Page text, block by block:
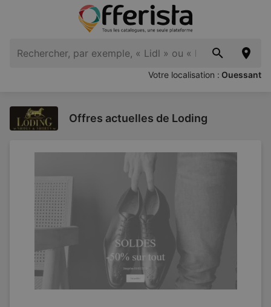
Votre localisation : Ouessant
Offres actuelles de Loding